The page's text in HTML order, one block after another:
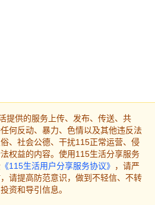
提供的服务上传、发布、传送、共
何反动、暴力、色情以及其他违反法
、社会公德、干扰115正常运营、侵
权益的内容。使用115生活分享服务
《115生活用户分享服务协议》 ，请严
请提高防范意识，做到不轻信、不转
资和导引信息。